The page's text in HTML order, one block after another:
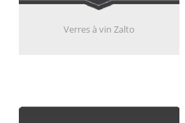
Verres à vin Zalto